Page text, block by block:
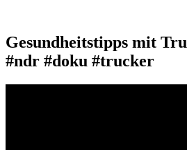
Gesundheitstipps mit
#ndr #doku #trucker